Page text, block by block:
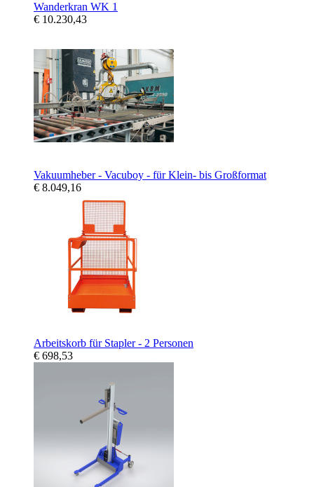
Wanderkran WK 1
€ 10.230,43
Vakuumheber - Vacuboy - für Klein- bis Großformat
€ 8.049,16
Arbeitskorb für Stapler - 2 Personen
€ 698,53